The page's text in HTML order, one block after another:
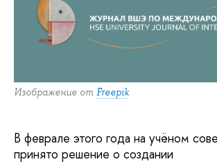
Изображение от Freepik
В феврале этого года на учёном
принято решение о создании